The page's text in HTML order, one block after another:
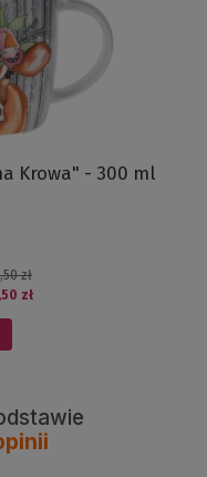
Krowa" - 300 ml
zł
zł